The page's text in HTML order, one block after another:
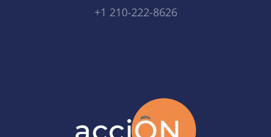
+1 210-222-8626